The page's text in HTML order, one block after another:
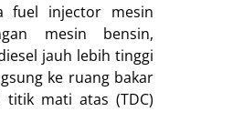
fuel injector mesin
mesin bensin,
jauh lebih tinggi
ke ruang bakar
mati atas (TDC)